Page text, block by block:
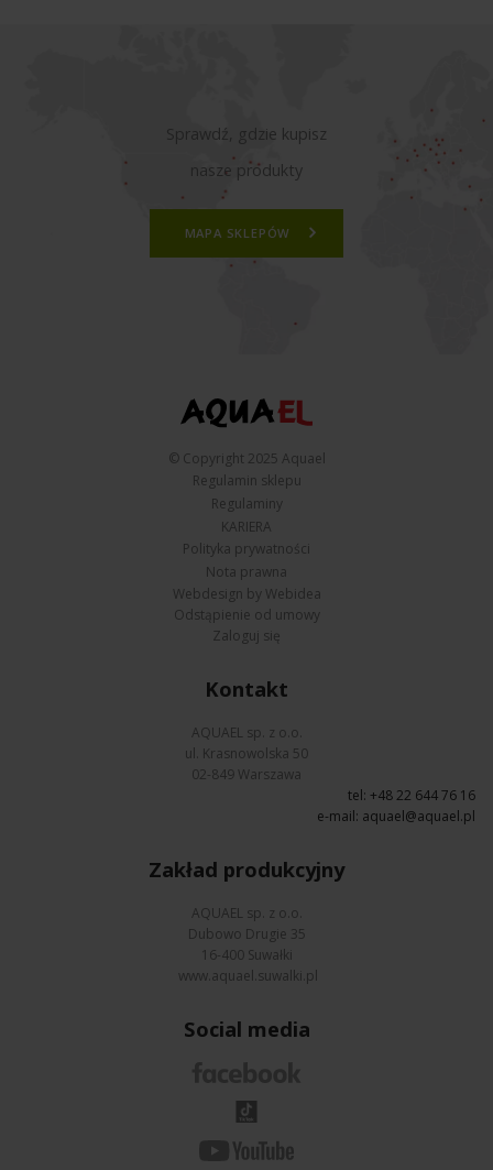
Sprawdź, gdzie kupisz
nasze produkty
MAPA SKLEPÓW
© Copyright 2025 Aquael
Regulamin sklepu
Regulaminy
KARIERA
Polityka prywatności
Nota prawna
Webdesign by Webidea
Odstąpienie od umowy
Zaloguj się
Kontakt
AQUAEL sp. z o.o.
ul. Krasnowolska 50
02-849 Warszawa
tel: +48 22 644 76 16
e-mail: aquael@aquael.pl
Zakład produkcyjny
AQUAEL sp. z o.o.
Dubowo Drugie 35
16-400 Suwałki
www.aquael.suwalki.pl
Social media